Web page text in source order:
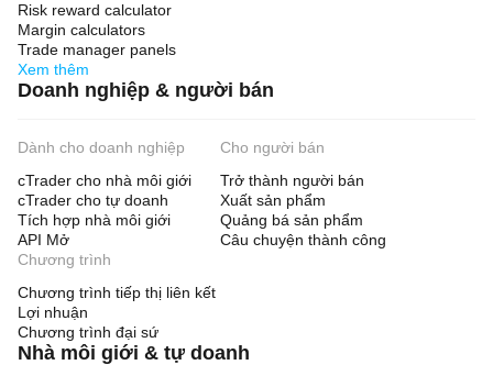
Risk reward calculator
Margin calculators
Trade manager panels
Xem thêm
Doanh nghiệp & người bán
Dành cho doanh nghiệp
cTrader cho nhà môi giới
cTrader cho tự doanh
Tích hợp nhà môi giới
API Mở
Cho người bán
Trở thành người bán
Xuất sản phẩm
Quảng bá sản phẩm
Câu chuyện thành công
Chương trình
Chương trình tiếp thị liên kết
Lợi nhuận
Chương trình đại sứ
Nhà môi giới & tự doanh